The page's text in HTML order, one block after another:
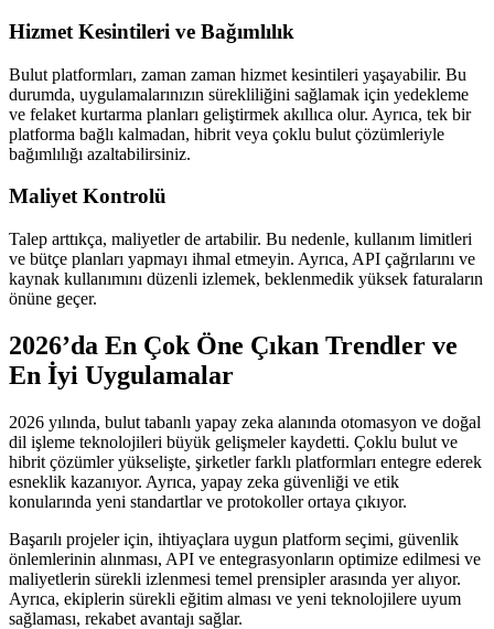
Hizmet Kesintileri ve Bağımlılık
Bulut platformları, zaman zaman hizmet kesintileri yaşayabilir. Bu
durumda, uygulamalarınızın sürekliliğini sağlamak için yedekleme
ve felaket kurtarma planları geliştirmek akıllıca olur. Ayrıca, tek bir
platforma bağlı kalmadan, hibrit veya çoklu bulut çözümleriyle
bağımlılığı azaltabilirsiniz.
Maliyet Kontrolü
Talep arttıkça, maliyetler de artabilir. Bu nedenle, kullanım limitleri
ve bütçe planları yapmayı ihmal etmeyin. Ayrıca, API çağrılarını ve
kaynak kullanımını düzenli izlemek, beklenmedik yüksek faturaların
önüne geçer.
2026’da En Çok Öne Çıkan Trendler ve
En İyi Uygulamalar
2026 yılında, bulut tabanlı yapay zeka alanında otomasyon ve doğal
dil işleme teknolojileri büyük gelişmeler kaydetti. Çoklu bulut ve
hibrit çözümler yükselişte, şirketler farklı platformları entegre ederek
esneklik kazanıyor. Ayrıca, yapay zeka güvenliği ve etik
konularında yeni standartlar ve protokoller ortaya çıkıyor.
Başarılı projeler için, ihtiyaçlara uygun platform seçimi, güvenlik
önlemlerinin alınması, API ve entegrasyonların optimize edilmesi ve
maliyetlerin sürekli izlenmesi temel prensipler arasında yer alıyor.
Ayrıca, ekiplerin sürekli eğitim alması ve yeni teknolojilere uyum
sağlaması, rekabet avantajı sağlar.